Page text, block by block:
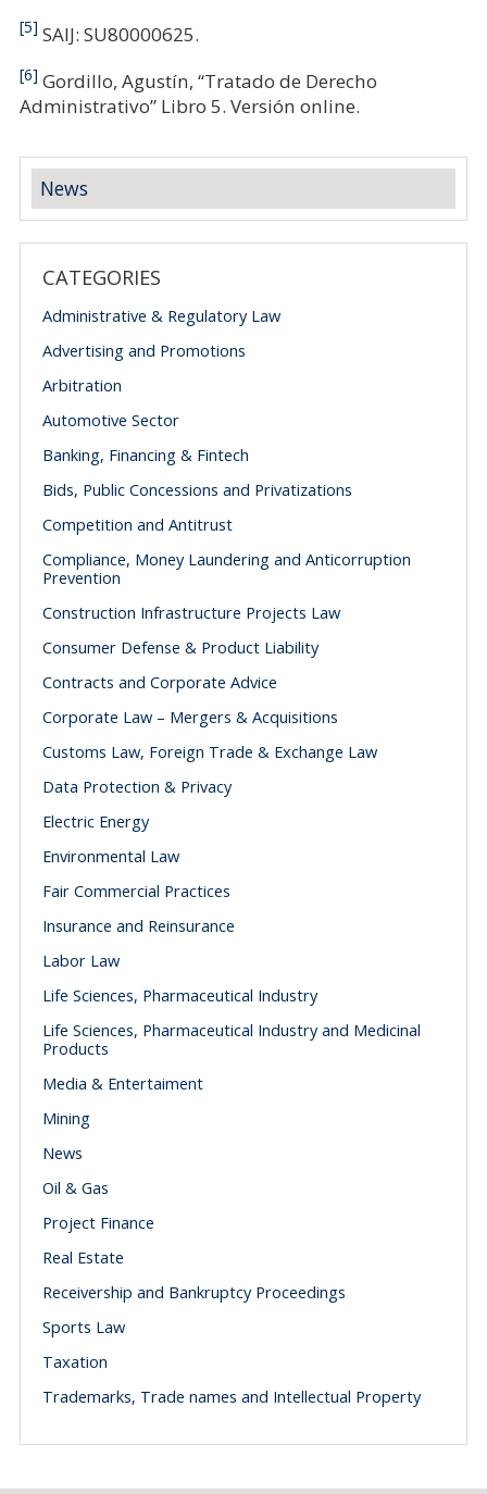
[5] SAIJ: SU80000625.
[6] Gordillo, Agustín, “Tratado de Derecho
Administrativo” Libro 5. Versión online.
News
CATEGORIES
Administrative & Regulatory Law
Advertising and Promotions
Arbitration
Automotive Sector
Banking, Financing & Fintech
Bids, Public Concessions and Privatizations
Competition and Antitrust
Compliance, Money Laundering and Anticorruption
Prevention
Construction Infrastructure Projects Law
Consumer Defense & Product Liability
Contracts and Corporate Advice
Corporate Law – Mergers & Acquisitions
Customs Law, Foreign Trade & Exchange Law
Data Protection & Privacy
Electric Energy
Environmental Law
Fair Commercial Practices
Insurance and Reinsurance
Labor Law
Life Sciences, Pharmaceutical Industry
Life Sciences, Pharmaceutical Industry and Medicinal
Products
Media & Entertaiment
Mining
News
Oil & Gas
Project Finance
Real Estate
Receivership and Bankruptcy Proceedings
Sports Law
Taxation
Trademarks, Trade names and Intellectual Property